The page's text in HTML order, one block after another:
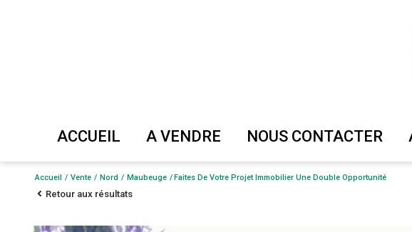
ACCUEIL A VENDRE
Maison
NOUS CONTACTER
Evaluer
Accueil Vente Nord Maubeuge Faites De Votre Projet Immobilier Une Double Opportunité
Retour aux résultats